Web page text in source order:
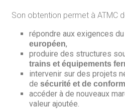
Son obtention permet à ATMC
répondre aux exigences du
européen,
produire des structures
trains et équipements
intervenir sur des projets
desécurité et de
accéder à de nouveaux
valeur ajoutée.